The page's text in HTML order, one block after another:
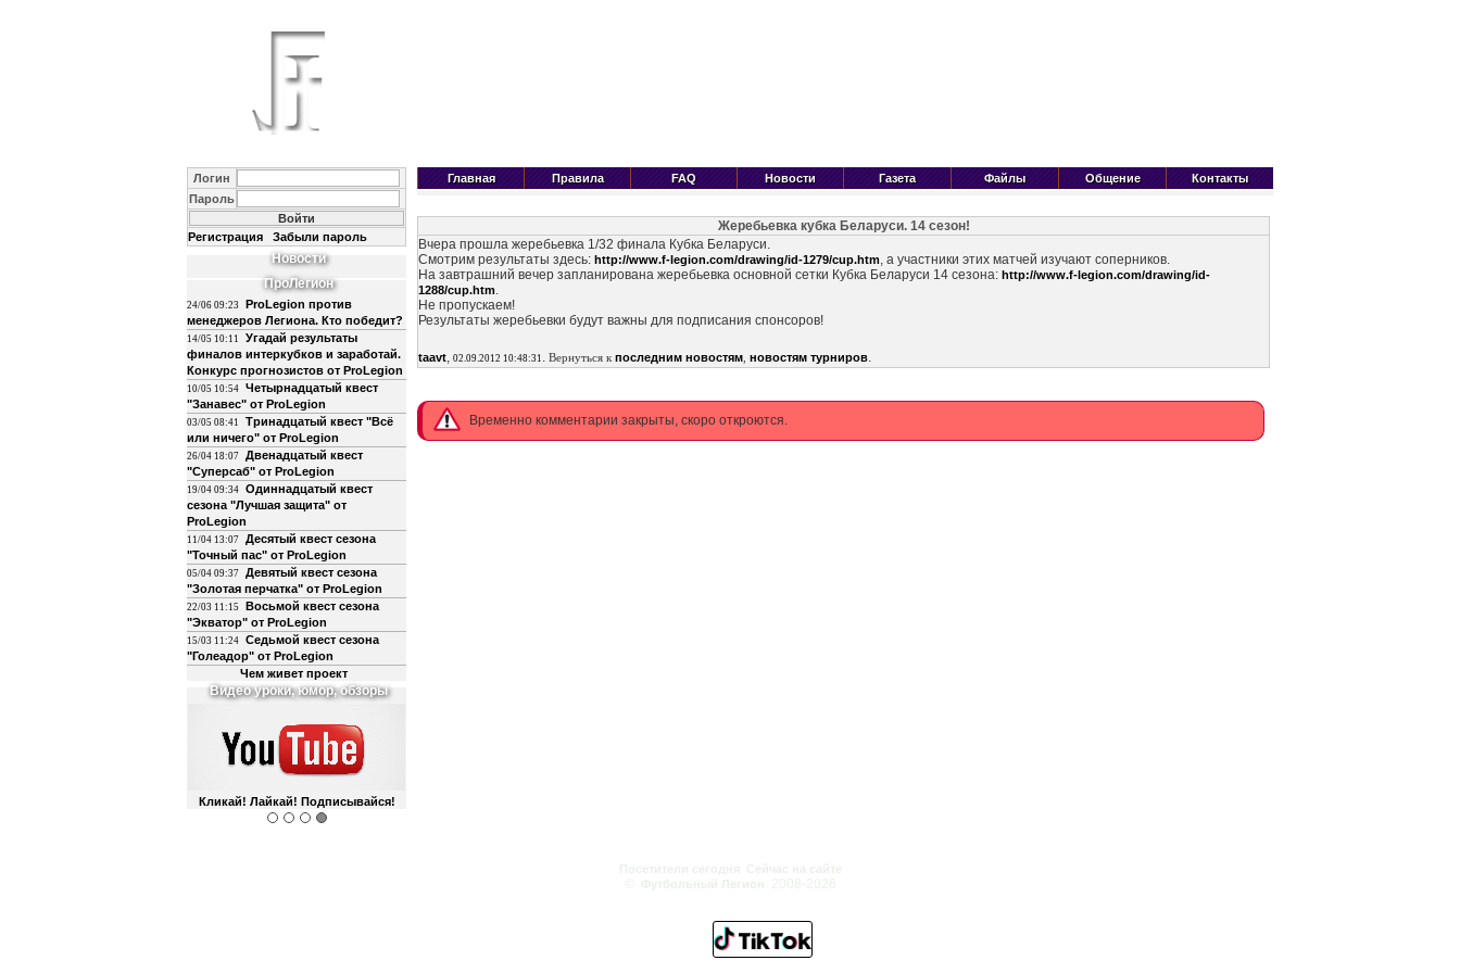
Логин
Пароль
Регистрация Забыли пароль
Новости
ПроЛегион
24/06 09:23
ProLegion против
менеджеров Легиона. Кто победит?
14/05 10:11
Угадай результаты
финалов интеркубков и заработай.
Конкурс прогнозистов от ProLegion
10/05 10:54 Четырнадцатый квест
"Занавес" от ProLegion
03/05 08:41
Тринадцатый квест "Всё
или ничего" от ProLegion
26/04 18:07 Двенадцатый квест
"Суперсаб" от ProLegion
19/04 09:34 Одиннадцатый квест
сезона "Лучшая защита" от
ProLegion
11/04 13:07 Десятый квест сезона
"Точный пас" от ProLegion
05/04 09:37 Девятый квест сезона
"Золотая перчатка" от ProLegion
22/03 11:15
Восьмой квест сезона
"Экватор" от ProLegion
15/03 11:24 Седьмой квест сезона
"Голеадор" от ProLegion
Чем живет проект
О футболе и не только
Интегрирован с чатом форума!
Главная Правила FAQ Новости Газета Файлы Общение Контакты
Жеребьевка кубка Беларуси. 14 сезон!
Вчера прошла жеребьевка 1/32 финала Кубка Беларуси.
Смотрим результаты здесь: http://www.f-legion.com/drawing/id-1279/cup.htm, а участники этих матчей изучают соперников.
На завтрашний вечер запланирована жеребьевка основной сетки Кубка Беларуси 14 сезона: http://www.f-legion.com/drawing/id-
1288/cup.htm.
Не пропускаем!
Результаты жеребьевки будут важны для подписания спонсоров!
taavt, 02.09.2012 10:48:31 . Вернуться к последним новостям новостям турниров.
Временно комментарии закрыты, скоро откроются.